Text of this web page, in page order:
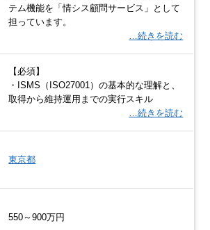
テム機能を「情シス顧問サービス」として
担っています。
…続きを読む
【必須】
・ISMS（ISO27001）の基本的な理解と、
取得から維持運用までの実行スキル
…続きを読む
東京都
550～900万円